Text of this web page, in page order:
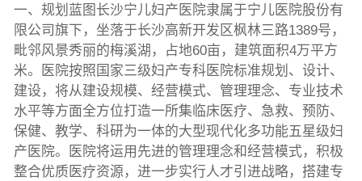
一、规划蓝图长沙宁儿妇产医院隶属于宁儿医院股份有
限公司旗下，坐落于长沙高新开发区枫林三路1389号，
毗邻风景秀丽的梅溪湖，占地60亩，建筑面积4万平方
米。医院按照国家三级妇产专科医院标准规划、设计、
建设，将从建设规模、经营模式、管理理念、专业技术
水平等方面全方位打造一所集临床医疗、急救、预防、
保健、教学、科研为一体的大型现代化多功能五星级妇
产医院。医院将运用先进的管理理念和经营模式，积极
整合优质医疗资源，进一步实行人才引进战略，搭建专